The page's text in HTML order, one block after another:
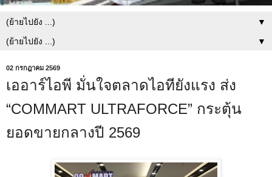
▼
▼
02 กรกฎาคม 2569
เออาร์ไอพี มั่นใจตลาดไอทียังแรง ส่ง
“COMMART ULTRAFORCE” กระตุ้น
ยอดขายกลางปี 2569